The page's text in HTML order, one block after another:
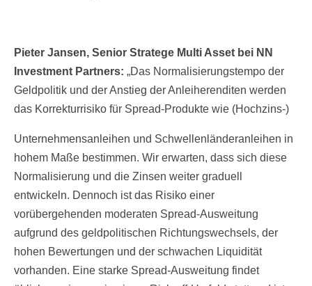
Pieter Jansen, Senior Stratege Multi Asset bei NN
Investment Partners: „Das Normalisierungstempo der
Geldpolitik und der Anstieg der Anleiherenditen werden
das Korrekturrisiko für Spread-Produkte wie (Hochzins-)
Unternehmensanleihen und Schwellenländeranleihen in
hohem Maße bestimmen. Wir erwarten, dass sich diese
Normalisierung und die Zinsen weiter graduell
entwickeln. Dennoch ist das Risiko einer
vorübergehenden moderaten Spread-Ausweitung
aufgrund des geldpolitischen Richtungswechsels, der
hohen Bewertungen und der schwachen Liquidität
vorhanden. Eine starke Spread-Ausweitung findet